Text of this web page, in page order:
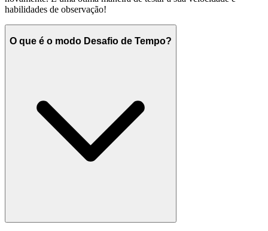
habilidades de observação!
O que é o modo Desafio de Tempo?